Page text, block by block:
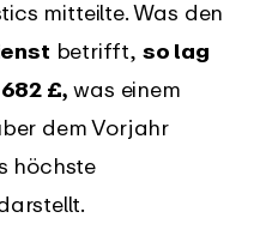
mitteilte. Was den
betrifft, so lag
£, was einem
dem Vorjahr
höchste